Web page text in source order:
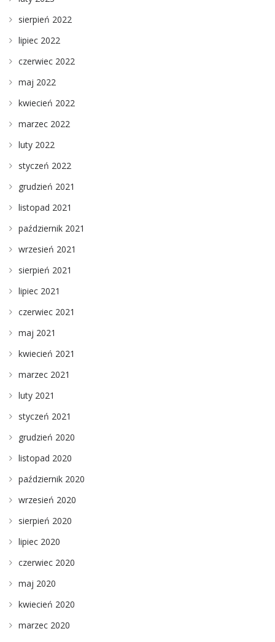
sierpień 2022
lipiec 2022
czerwiec 2022
maj 2022
kwiecień 2022
marzec 2022
luty 2022
styczeń 2022
grudzień 2021
listopad 2021
październik 2021
wrzesień 2021
sierpień 2021
lipiec 2021
czerwiec 2021
maj 2021
kwiecień 2021
marzec 2021
luty 2021
styczeń 2021
grudzień 2020
listopad 2020
październik 2020
wrzesień 2020
sierpień 2020
lipiec 2020
czerwiec 2020
maj 2020
kwiecień 2020
marzec 2020